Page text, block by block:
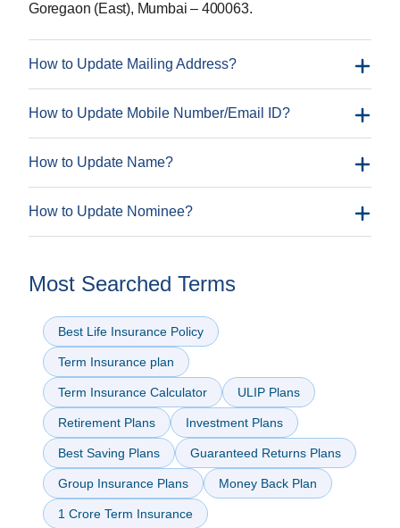
Goregaon (East), Mumbai – 400063.
How to Update Mailing Address?
Form
customer.first@indiafirstlife.com
Click here
How to Update Mobile Number/Email ID?
1800-209-8700
How to Update Name?
customer.first@indiafirstlife.com
Request Form
Click here
1800-209-8700
How to Update Nominee?
Nomination Change Form
Nominee’s name
Most Searched Terms
Best Life Insurance Policy
Term Insurance plan
Term Insurance Calculator ULIP Plans
Retirement Plans Investment Plans
Best Saving Plans Guaranteed Returns Plans
Group Insurance Plans Money Back Plan
1 Crore Term Insurance